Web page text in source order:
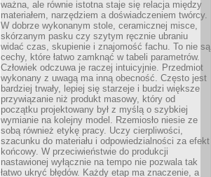
ważna, ale równie istotna staje się relacja między
materiałem, narzędziem a doświadczeniem twórcy.
W dobrze wykonanym stole, ceramicznej misce,
skórzanym pasku czy szytym ręcznie ubraniu
widać czas, skupienie i znajomość fachu. To nie są
cechy, które łatwo zamknąć w tabeli parametrów.
Człowiek odczuwa je raczej intuicyjnie. Przedmiot
wykonany z uwagą ma inną obecność. Często jest
bardziej trwały, lepiej się starzeje i budzi większe
przywiązanie niż produkt masowy, który od
początku projektowany był z myślą o szybkiej
wymianie na kolejny model. Rzemiosło niesie ze
sobą również etykę pracy. Uczy cierpliwości,
szacunku do materiału i odpowiedzialności za efekt
końcowy. W przeciwieństwie do produkcji
nastawionej wyłącznie na tempo nie pozwala tak
łatwo ukryć błędów. Każdy etap ma znaczenie, a